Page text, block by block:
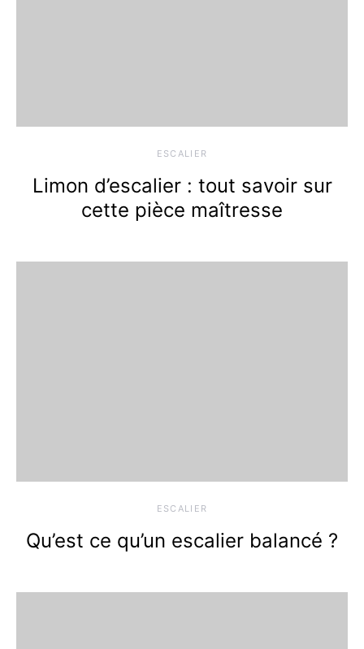
ESCALIER
Limon d’escalier : tout savoir sur
cette pièce maîtresse
ESCALIER
Qu’est ce qu’un escalier balancé ?